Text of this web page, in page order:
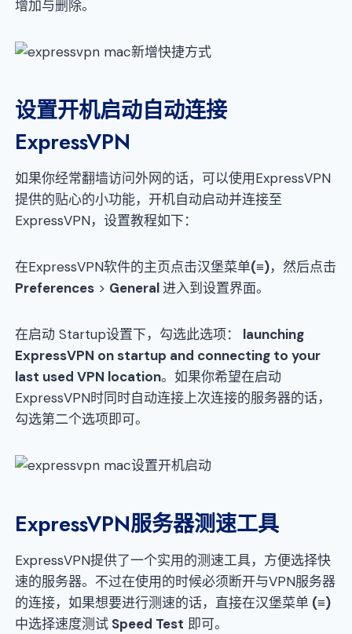
增加与删除。
设置开机启动自动连接
ExpressVPN
如果你经常翻墙访问外网的话，可以使用ExpressVPN
提供的贴心的小功能，开机自动启动并连接至
ExpressVPN，设置教程如下：
在ExpressVPN软件的主页点击汉堡菜单(≡)，然后点击
Preferences > General进入到设置界面。
在启动 Startup设置下，勾选此选项：
launching
ExpressVPN on startup and connecting to your
last used VPN location。如果你希望在启动
ExpressVPN时同时自动连接上次连接的服务器的话，
勾选第二个选项即可。
ExpressVPN服务器测速工具
ExpressVPN提供了一个实用的测速工具，方便选择快
速的服务器。不过在使用的时候必须断开与VPN服务器
的连接，如果想要进行测速的话，直接在汉堡菜单 (≡)
中选择速度测试 Speed Test 即可。